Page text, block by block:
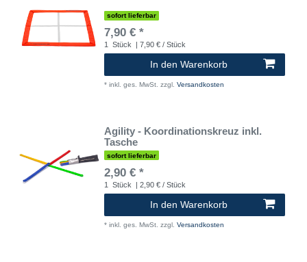
sofort lieferbar
7,90 € *
1 Stück | 7,90 € / Stück
In den Warenkorb
* inkl. ges. MwSt. zzgl. Versandkosten
Agility - Koordinationskreuz inkl.
Tasche
sofort lieferbar
2,90 € *
1 Stück | 2,90 € / Stück
In den Warenkorb
* inkl. ges. MwSt. zzgl. Versandkosten